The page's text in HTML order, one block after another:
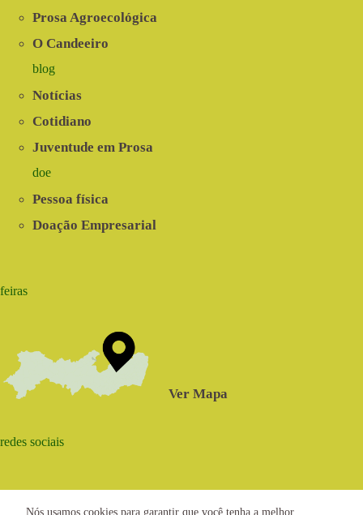
Nós usamos cookies para garantir que você tenha a melhor
Prosa Agroecológica
O Candeeiro
blog
Notícias
Cotidiano
Juventude em Prosa
doe
Pessoa física
Doação Empresarial
feiras
Ver Mapa
redes sociais